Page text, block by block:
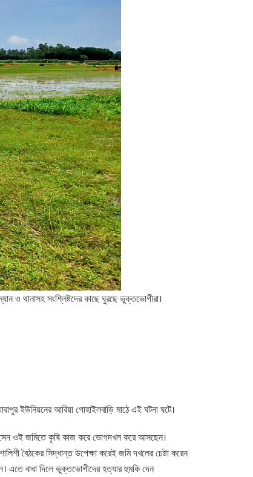
ও থানাসহ সংশ্লিষ্টদের কাছে ঘুরছে ভুক্তভোগীরা।
ইউনিয়নের আরিয়া গোহাইলবাড়ি মাঠে এই ঘটনা ঘটে।
ওই জমিতে কৃষি কাজ করে ভোগদখল করে আসছেন।
বৈঠকের সিদ্ধান্ত উপেক্ষা করেই জমি দখলের চেষ্টা করেন
বাধা দিলে ভুক্তভোগীদের হত্যার হুমকি দেন